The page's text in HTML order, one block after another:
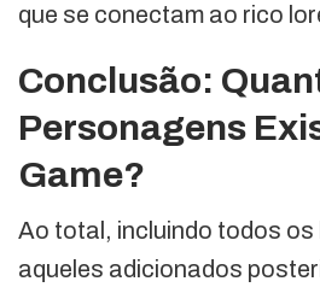
que se conectam ao rico
Conclusão:
Personagens
Game?
Ao total, incluindo todos os
aqueles adicionados